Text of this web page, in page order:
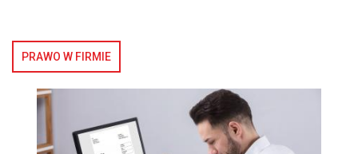
PRAWO W FIRMIE